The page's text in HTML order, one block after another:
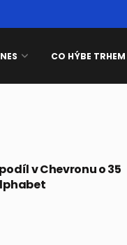
CO HÝBE TRHEM
v Chevronu o 35